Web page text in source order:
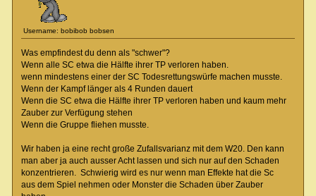
Username: bobibob bobsen
Was empfindest du denn als "schwer"?
Wenn alle SC etwa die Hälfte ihrer TP verloren haben.
wenn mindestens einer der SC Todesrettungswürfe machen musste.
Wenn der Kampf länger als 4 Runden dauert
Wenn die SC etwa die Hälfte ihrer TP verloren haben und kaum mehr
Zauber zur Verfügung stehen
Wenn die Gruppe fliehen musste.
Wir haben ja eine recht große Zufallsvarianz mit dem W20. Den kann
man aber ja auch ausser Acht lassen und sich nur auf den Schaden
konzentrieren. Schwierig wird es nur wenn man Effekte hat die Sc
aus dem Spiel nehmen oder Monster die Schaden über Zauber